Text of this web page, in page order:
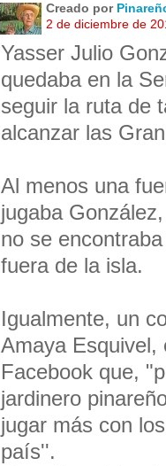
Creado por
2 de diciembre de
Yasser Julio
quedaba en la
seguir la ruta de
alcanzar las
Al menos una
jugaba
no se
fuera de la isla.
Igualmente, un
Amaya Esquivel,
Facebook que,
jardinero
jugar más con
país''.